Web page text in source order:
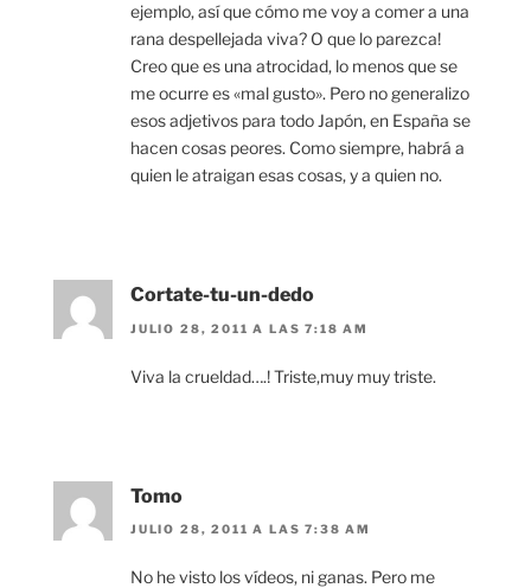
ejemplo, así que cómo me voy a comer a una
rana despellejada viva? O que lo parezca!
Creo que es una atrocidad, lo menos que se
me ocurre es «mal gusto». Pero no generalizo
esos adjetivos para todo Japón, en España se
hacen cosas peores. Como siempre, habrá a
quien le atraigan esas cosas, y a quien no.
Cortate-tu-un-dedo
JULIO 28, 2011 A LAS 7:18 AM
Viva la crueldad….! Triste,muy muy triste.
Tomo
JULIO 28, 2011 A LAS 7:38 AM
No he visto los vídeos, ni ganas. Pero me